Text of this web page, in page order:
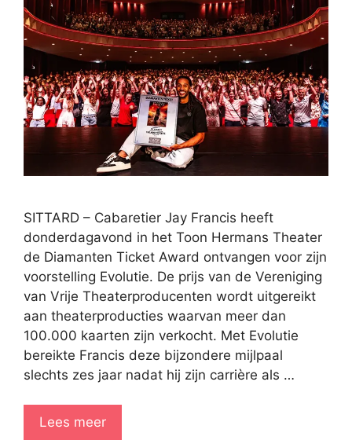
SITTARD – Cabaretier Jay Francis heeft
donderdagavond in het Toon Hermans Theater
de Diamanten Ticket Award ontvangen voor zijn
voorstelling Evolutie. De prijs van de Vereniging
van Vrije Theaterproducenten wordt uitgereikt
aan theaterproducties waarvan meer dan
100.000 kaarten zijn verkocht. Met Evolutie
bereikte Francis deze bijzondere mijlpaal
slechts zes jaar nadat hij zijn carrière als …
Lees meer